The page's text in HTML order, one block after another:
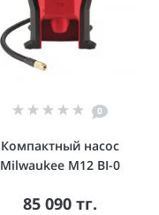
0
Компактный насос
Milwaukee M12 BI-0
85 090 тг.